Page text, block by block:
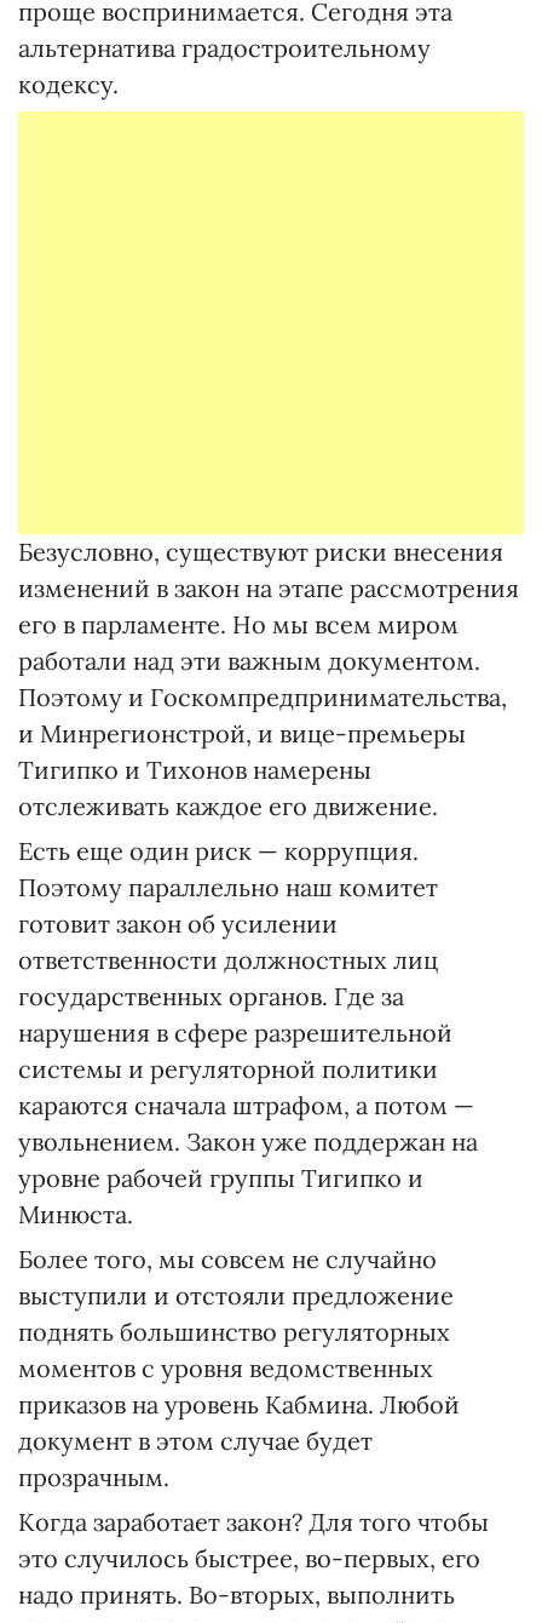
проще воспринимается. Сегодня эта
альтернатива градостроительному
кодексу.
Безусловно, существуют риски внесения
изменений в закон на этапе рассмотрения
его в парламенте. Но мы всем миром
работали над эти важным документом.
Поэтому и Госкомпредпринимательства,
и Минрегионстрой, и вице-премьеры
Тигипко и Тихонов намерены
отслеживать каждое его движение.
Есть еще один риск — коррупция.
Поэтому параллельно наш комитет
готовит закон об усилении
ответственности должностных лиц
государственных органов. Где за
нарушения в сфере разрешительной
системы и регуляторной политики
караются сначала штрафом, а потом —
увольнением. Закон уже поддержан на
уровне рабочей группы Тигипко и
Минюста.
Более того, мы совсем не случайно
выступили и отстояли предложение
поднять большинство регуляторных
моментов с уровня ведомственных
приказов на уровень Кабмина. Любой
документ в этом случае будет
прозрачным.
Когда заработает закон? Для того чтобы
это случилось быстрее, во-первых, его
надо принять. Во-вторых, выполнить